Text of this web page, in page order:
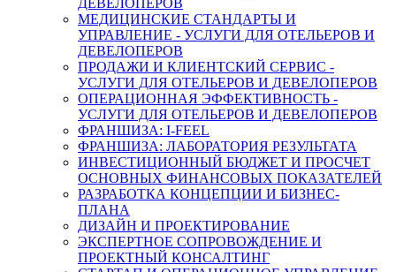
ДЕВЕЛОПЕРОВ
МЕДИЦИНСКИЕ СТАНДАРТЫ И
УПРАВЛЕНИЕ - УСЛУГИ ДЛЯ ОТЕЛЬЕРОВ И
ДЕВЕЛОПЕРОВ
ПРОДАЖИ И КЛИЕНТСКИЙ СЕРВИС -
УСЛУГИ ДЛЯ ОТЕЛЬЕРОВ И ДЕВЕЛОПЕРОВ
ОПЕРАЦИОННАЯ ЭФФЕКТИВНОСТЬ -
УСЛУГИ ДЛЯ ОТЕЛЬЕРОВ И ДЕВЕЛОПЕРОВ
ФРАНШИЗА: I-FEEL
ФРАНШИЗА: ЛАБОРАТОРИЯ РЕЗУЛЬТАТА
ИНВЕСТИЦИОННЫЙ БЮДЖЕТ И ПРОСЧЕТ
ОСНОВНЫХ ФИНАНСОВЫХ ПОКАЗАТЕЛЕЙ
РАЗРАБОТКА КОНЦЕПЦИИ И БИЗНЕС-
ПЛАНА
ДИЗАЙН И ПРОЕКТИРОВАНИЕ
ЭКСПЕРТНОЕ СОПРОВОЖДЕНИЕ И
ПРОЕКТНЫЙ КОНСАЛТИНГ